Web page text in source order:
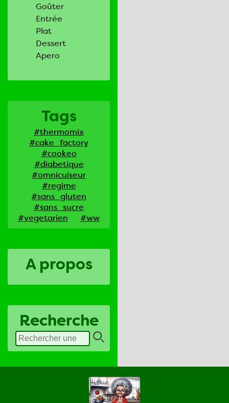
Goûter
Entrée
Plat
Dessert
Apero
Tags
#thermomix
#cake_factory
#cookeo
#diabetique
#omnicuiseur
#regime
#sans_gluten
#sans_sucre
#vegetarien
#ww
A propos
Recherche